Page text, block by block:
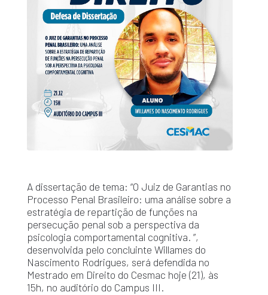
A dissertação de tema: “O Juiz de Garantias no
Processo Penal Brasileiro: uma análise sobre a
estratégia de repartição de funções na
persecução penal sob a perspectiva da
psicologia comportamental cognitiva. ”,
desenvolvida pelo concluinte Willames do
Nascimento Rodrigues, será defendida no
Mestrado em Direito do Cesmac hoje (21), às
15h, no auditório do Campus III.